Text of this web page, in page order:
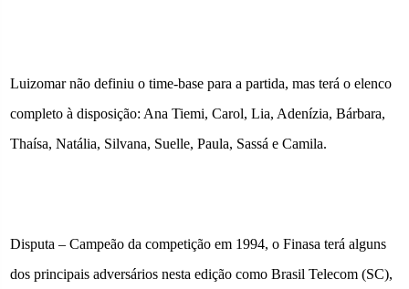
Luizomar não definiu o time-base para a partida, mas terá o elenco
completo à disposição: Ana Tiemi, Carol, Lia, Adenízia, Bárbara,
Thaísa, Natália, Silvana, Suelle, Paula, Sassá e Camila.
Disputa – Campeão da competição em 1994, o Finasa terá alguns
dos principais adversários nesta edição como Brasil Telecom (SC),